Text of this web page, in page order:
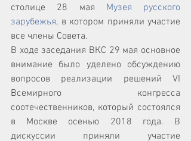
столице 28 мая Музея русского
зарубежья, в котором приняли участие
все члены Совета.
В ходе заседания ВКС 29 мая основное
внимание было уделено обсуждению
вопросов реализации решений VI
Всемирного конгресса
соотечественников, который состоялся
в Москве осенью 2018 года. В
дискуссии приняли участие